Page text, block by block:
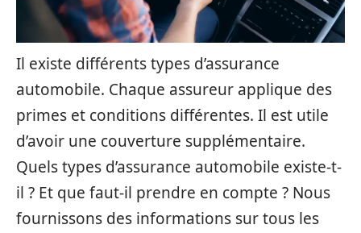
Il existe différents types d’assurance
automobile. Chaque assureur applique des
primes et conditions différentes. Il est utile
d’avoir une couverture supplémentaire.
Quels types d’assurance automobile existe-t-
il ? Et que faut-il prendre en compte ? Nous
fournissons des informations sur tous les